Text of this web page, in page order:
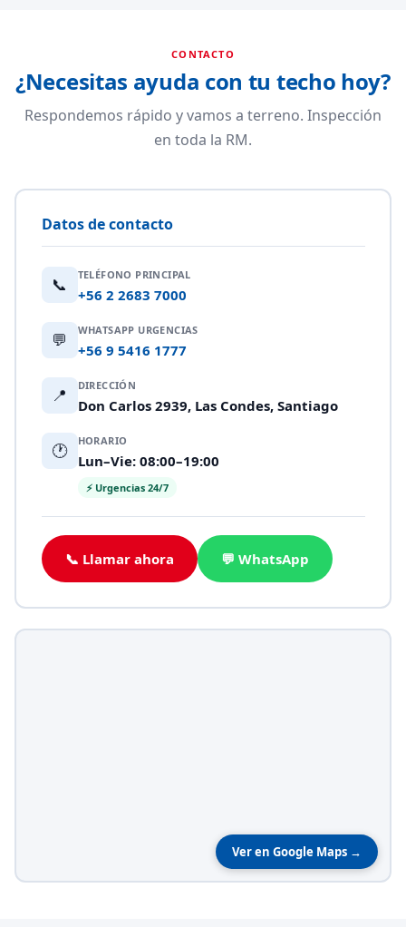
CONTACTO
¿Necesitas ayuda con tu techo hoy?
Respondemos rápido y vamos a terreno. Inspección
en toda la RM.
Datos de contacto
📞 TELÉFONO PRINCIPAL
+56 2 2683 7000
💬 WHATSAPP URGENCIAS
+56 9 5416 1777
📍 DIRECCIÓN
Don Carlos 2939, Las Condes, Santiago
🕐 HORARIO
Lun–Vie: 08:00–19:00
⚡ Urgencias 24/7
📞 Llamar ahora 💬 WhatsApp
Ver en Google Maps →